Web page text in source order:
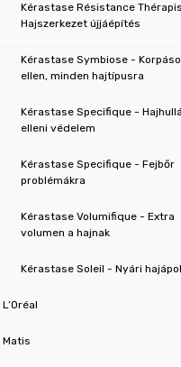
Kérastase Résistance
Hajszerkezet újjáépítés
Kérastase Symbiose -
ellen, minden hajtípusra
Kérastase Specifique -
elleni védelem
Kérastase Specifique - Fejbőr
problémákra
Kérastase Volumifique - Extra
volumen a hajnak
Kérastase Soleil - Nyári
L’Oréal
Matis